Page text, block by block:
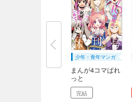
少年・青年マンガ
まんが4コマぱれ
っと
完結